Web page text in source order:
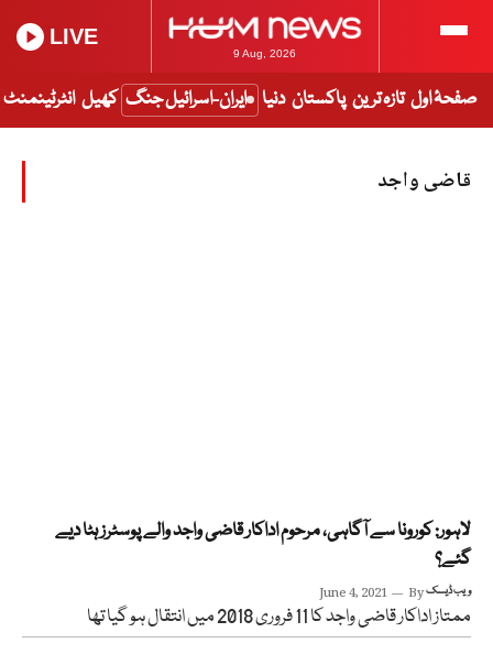
9 Aug, 2026
LIVE
صفحۂ اول تازہ ترین پاکستان دنیا ایران-اسرائیل جنگ کھیل انٹرٹینمنٹ
قاضی واجد
لاہور: کورونا سے آگاہی، مرحوم اداکار قاضی واجد والے پوسٹرز ہٹا دیے
گئے؟
June 4, 2021 Byویب ڈیسک
ممتاز اداکار قاضی واجد کا 11 فروری 2018 میں انتقال ہو گیا تھا